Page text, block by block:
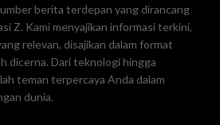
berita terdepan yang dirancang
Z. Kami menyajikan informasi terkini,
relevan, disajikan dalam format
dicerna. Dari teknologi hingga
teman terpercaya Anda dalam
dunia.